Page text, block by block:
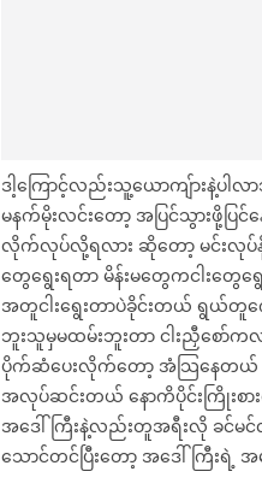
ဒါ့ကြောင့်လည်းသူ့ယောကျ်ားနဲ့ပ
မနက်မိုးလင်းတော့ အပြင်သွားဖို့ပ
လိုက်လုပ်လို့ရလား ဆိုတော့ မင်းလုပ်နို
တွေရွေးရတာ မိန်းမတွေကငါးတွေရွ
အတူငါးရွေးတာပဲခိုင်းတယ် ရွယ်တူက
ဘူးသူမှမထမ်းဘူးတာ ငါးညှီစော်
ပိုက်ဆံပေးလိုက်တော့ အံသြနေတယ်
အလုပ်ဆင်းတယ် နောကိပိုင်းကြိုးစ
အဒေါ်ကြီးနဲ့လည်းတူအရီးလို ခင်မ
သောင်တင်ပြီးတော့ အဒေါ်ကြီ